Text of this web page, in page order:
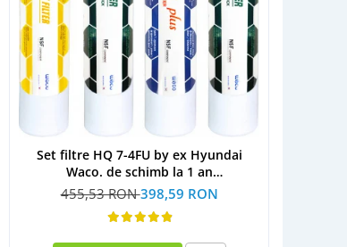
Set filtre HQ 7-4FU by ex Hyundai
Waco. de schimb la 1 an
(1xSediment+2xPost Carbon
Block+1xMulti U.F Plus)
455,53 RON398,59 RON